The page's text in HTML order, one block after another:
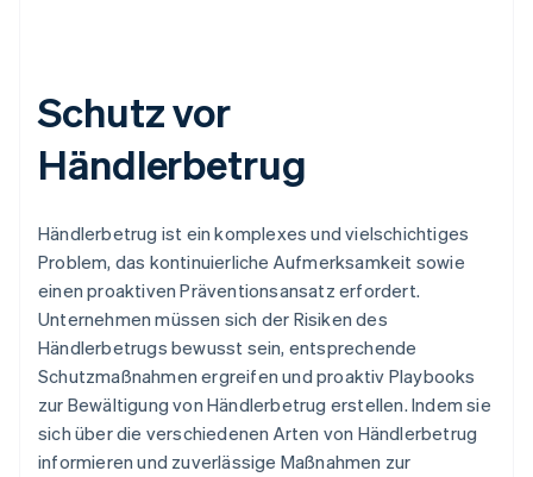
Schutz vor
Händlerbetrug
Händlerbetrug ist ein komplexes und vielschichtiges
Problem, das kontinuierliche Aufmerksamkeit sowie
einen proaktiven Präventionsansatz erfordert.
Unternehmen müssen sich der Risiken des
Händlerbetrugs bewusst sein, entsprechende
Schutzmaßnahmen ergreifen und proaktiv Playbooks
zur Bewältigung von Händlerbetrug erstellen. Indem sie
sich über die verschiedenen Arten von Händlerbetrug
informieren und zuverlässige Maßnahmen zur